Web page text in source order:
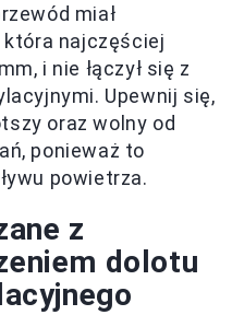
miał
która najczęściej
i nie łączył się z
Upewnij się,
oraz wolny od
ponieważ to
powietrza.
z
dolotu